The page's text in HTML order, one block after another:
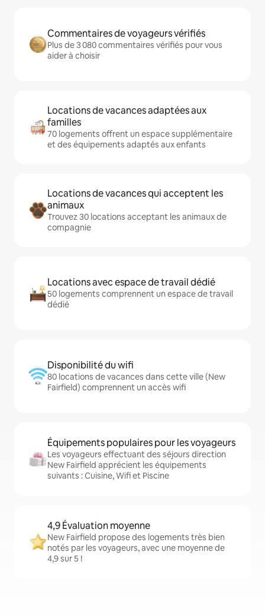
Commentaires de voyageurs vérifiés
Plus de 3 080 commentaires vérifiés pour vous
aider à choisir
Locations de vacances adaptées aux
familles
70 logements offrent un espace supplémentaire
et des équipements adaptés aux enfants
Locations de vacances qui acceptent les
animaux
Trouvez 30 locations acceptant les animaux de
compagnie
Locations avec espace de travail dédié
50 logements comprennent un espace de travail
dédié
Disponibilité du wifi
80 locations de vacances dans cette ville (New
Fairfield) comprennent un accès wifi
Équipements populaires pour les voyageurs
Les voyageurs effectuant des séjours direction
New Fairfield apprécient les équipements
suivants : Cuisine, Wifi et Piscine
4,9 Évaluation moyenne
New Fairfield propose des logements très bien
notés par les voyageurs, avec une moyenne de
4,9 sur 5 !